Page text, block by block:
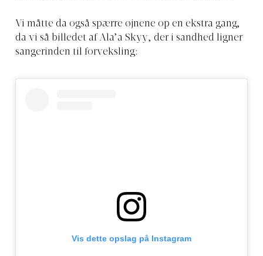
Vi måtte da også spærre øjnene op en ekstra gang,
da vi så billedet af Ala’a Skyy, der i sandhed ligner
sangerinden til forveksling:
Vis dette opslag på Instagram